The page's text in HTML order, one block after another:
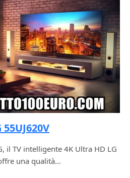
il TV intelligente 4K Ultra HD LG
una qualità…